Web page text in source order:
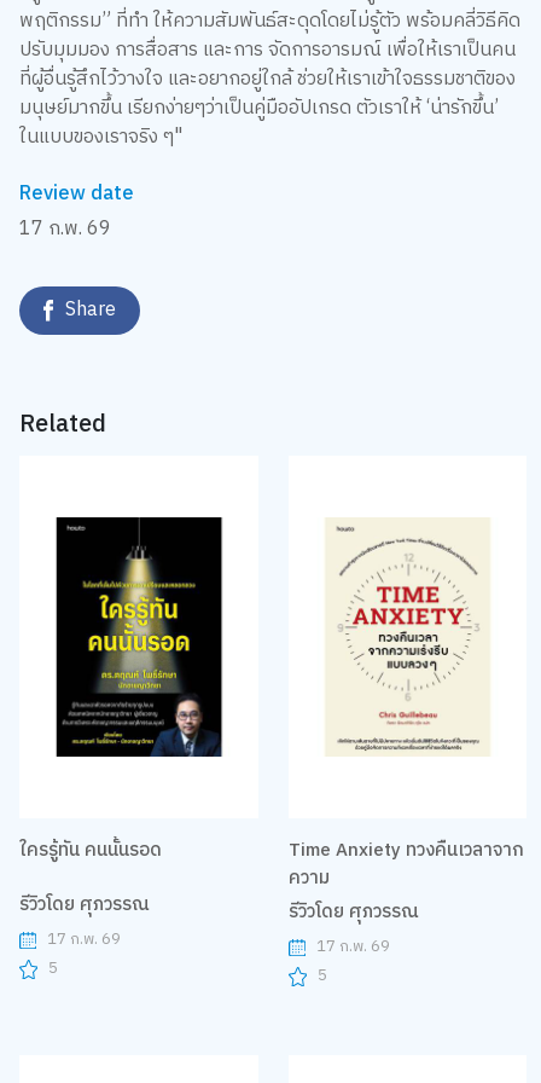
พฤติกรรม” ที่ทำ ให้ความสัมพันธ์สะดุดโดยไม่รู้ตัว พร้อมคลี่วิธีคิด
ปรับมุมมอง การสื่อสาร และการ จัดการอารมณ์ เพื่อให้เราเป็นคน
ที่ผู้อื่นรู้สึกไว้วางใจ และอยากอยู่ใกล้ ช่วยให้เราเข้าใจธรรมชาติของ
มนุษย์มากขึ้น เรียกง่ายๆว่าเป็นคู่มืออัปเกรด ตัวเราให้ ‘น่ารักขึ้น’
ในแบบของเราจริง ๆ"
Review date
17 ก.พ. 69
Share
Related
ใครรู้ทัน คนนั้นรอด
รีวิวโดย ศุภวรรณ
17 ก.พ. 69
5
Time Anxiety ทวงคืนเวลาจาก
ความ
รีวิวโดย ศุภวรรณ
17 ก.พ. 69
5